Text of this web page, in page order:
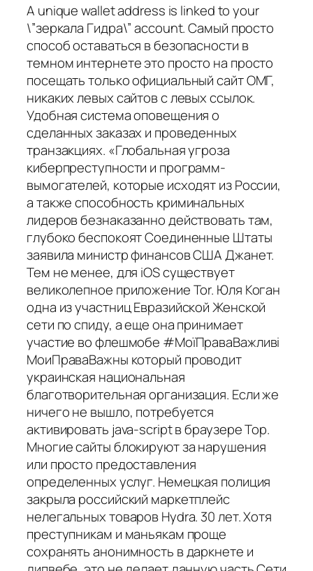
A unique wallet address is linked to your
\”зеркала Гидра\” account. Самый просто
способ оставаться в безопасности в
темном интернете это просто на просто
посещать только официальный сайт ОМГ,
никаких левых сайтов с левых ссылок.
Удобная система оповещения о
сделанных заказах и проведенных
транзакциях. «Глобальная угроза
киберпреступности и программ-
вымогателей, которые исходят из России,
а также способность криминальных
лидеров безнаказанно действовать там,
глубоко беспокоят Соединенные Штаты
заявила министр финансов США Джанет.
Тем не менее, для iOS существует
великолепное приложение Tor. Юля Коган
одна из участниц Евразийской Женской
сети по спиду, а еще она принимает
участие во флешмобе #МоїПраваВажливі
МоиПраваВажны который проводит
украинская национальная
благотворительная организация. Если же
ничего не вышло, потребуется
активировать java-script в браузере Тор.
Многие сайты блокируют за нарушения
или просто предоставления
определенных услуг. Немецкая полиция
закрыла российский маркетплейс
нелегальных товаров Hydra. 30 лет. Хотя
преступникам и маньякам проще
сохранять анонимность в даркнете и